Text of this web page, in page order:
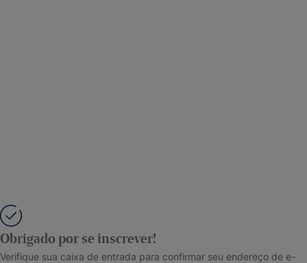
Obrigado por se inscrever!
Verifique sua caixa de entrada para confirmar seu endereço de e-